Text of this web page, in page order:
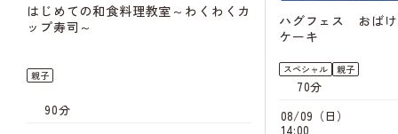
はじめての和食料理教室～わくわくカ
ップ寿司～
親子
90分
ハグフェス おば
ケーキ
スペシャル 親子
70分
08/09（日）
14:00